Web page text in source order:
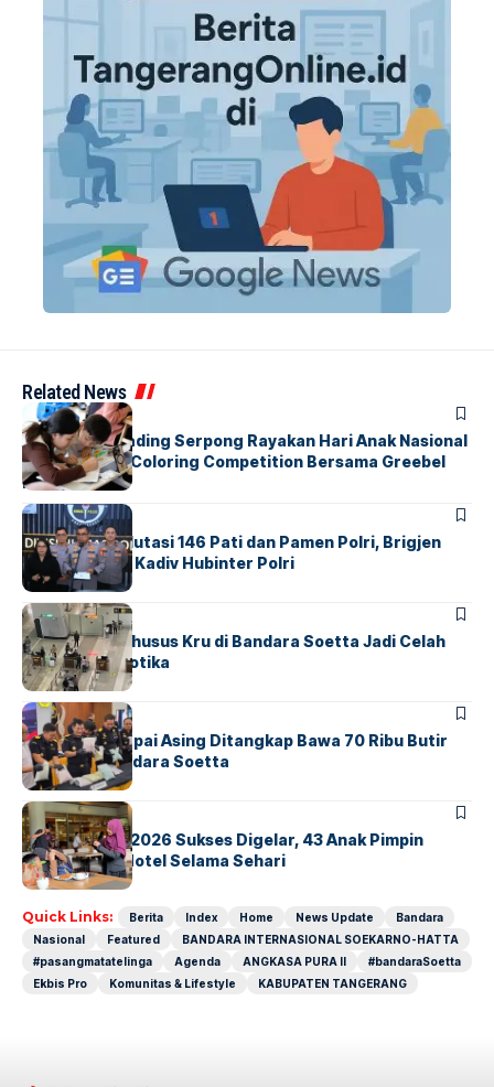
Related News
BERITAINDEX
Atria Hotel Gading Serpong Rayakan Hari Anak Nasional
Lewat Family Coloring Competition Bersama Greebel
Indonesia
BERITA
Mabes Polri Mutasi 146 Pati dan Pamen Polri, Brigjen
Untung Jabat Kadiv Hubinter Polri
BANDARABERITA
Ketika Jalur Khusus Kru di Bandara Soetta Jadi Celah
Sindikat Narkotika
BANDARA BERITA
Kopilot Maskapai Asing Ditangkap Bawa 70 Ribu Butir
Ekstasi di Bandara Soetta
BERITAINDEX
GM For A Day 2026 Sukses Digelar, 43 Anak Pimpin
Operasional Hotel Selama Sehari
Quick Links: Berita Index Home News Update
Bandara
Nasional
Featured
BANDARA INTERNASIONAL SOEKARNO-HATTA
#pasangmatatelinga
Agenda ANGKASA PURA II
#bandaraSoetta
Ekbis Pro
Komunitas & Lifestyle KABUPATEN TANGERANG